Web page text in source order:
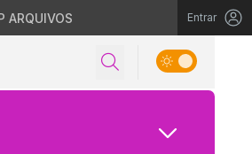
ARQUIVOS Entrar